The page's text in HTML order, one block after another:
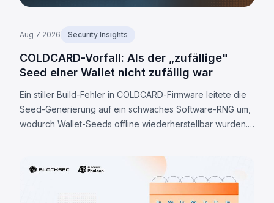
Aug 7 2026 Security Insights
COLDCARD-Vorfall: Als der „zufällige"
Seed einer Wallet nicht zufällig war
Ein stiller Build-Fehler in COLDCARD-Firmware leitete die
Seed-Generierung auf ein schwaches Software-RNG um,
wodurch Wallet-Seeds offline wiederherstellbar wurden.